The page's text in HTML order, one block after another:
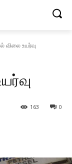
விலை உயர்வு
0
163